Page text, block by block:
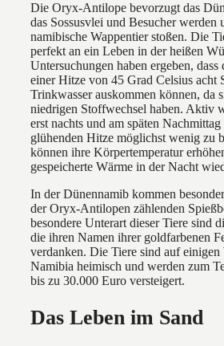
Die Oryx-Antilope bevorzugt das
das Sossusvlei und Besucher werden
namibische Wappentier stoßen. Die
perfekt an ein Leben in der heißen
Untersuchungen haben ergeben,
einer Hitze von 45 Grad Celsius acht
Trinkwasser auskommen können, da
niedrigen Stoffwechsel haben. Aktiv
erst nachts und am späten
glühenden Hitze möglichst wenig zu
können ihre Körpertemperatur
gespeicherte Wärme in der Nacht
In der Dünennamib kommen
der Oryx-Antilopen zählenden
besondere Unterart dieser Tiere sind
die ihren Namen ihrer goldfarbenen
verdanken. Die Tiere sind auf
Namibia heimisch und werden zum
bis zu 30.000 Euro versteigert.
Das Leben im Sand